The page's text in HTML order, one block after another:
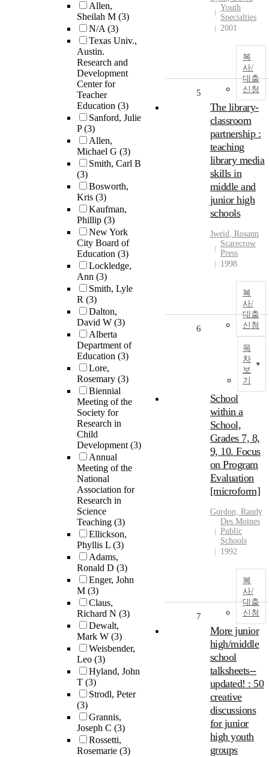
Allen,
Sheilah M (3)
N/A(3)
Texas Univ.,
Austin.
Research and
Development
Center for
Teacher
Education (3)
Sanford, Julie
P(3)
Allen,
Michael G (3)
Smith, Carl B
(3)
Bosworth,
Kris (3)
Kaufman,
Phillip (3)
New York
City Board of
Education (3)
Lockledge,
Ann (3)
Smith, Lyle
R (3)
Dalton,
David W (3)
Alberta
Department of
Education (3)
Lore,
Rosemary (3)
Biennial
Meeting of the
Society for
Research in
Child
Development(3)
Annual
Meeting of the
National
Association for
Research in
Science
Teaching (3)
Ellickson,
Phyllis L (3)
Adams,
Ronald D (3)
Enger, John
M (3)
Claus,
Richard N (3)
Dewalt,
Mark W (3)
Weisbender,
Leo (3)
Hyland, John
T (3)
Strodl, Peter
(3)
Grannis,
Joseph C (3)
Rossetti,
Rosemarie (3)
Youth
Specialties
2001
복
사/
대출
신청
5
The library-
classroom
partnership :
teaching
library media
skills in
middle and
junior high
schools
Jweid, Rosann
Scarecrow
Press
1998
복
사/
대출
신청
목
차
보
기
6
School
within a
School,
Grades 7, 8,
9, 10. Focus
on Program
Evaluation
[microform]
Gordon, Randy
Des Moines
Public
Schools
1992
복
사/
대출
신청
7
More junior
high/middle
school
talksheets--
updated! : 50
creative
discussions
for junior
high youth
groups